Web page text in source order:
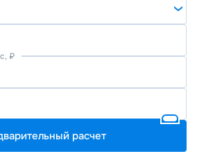
₽
расчет